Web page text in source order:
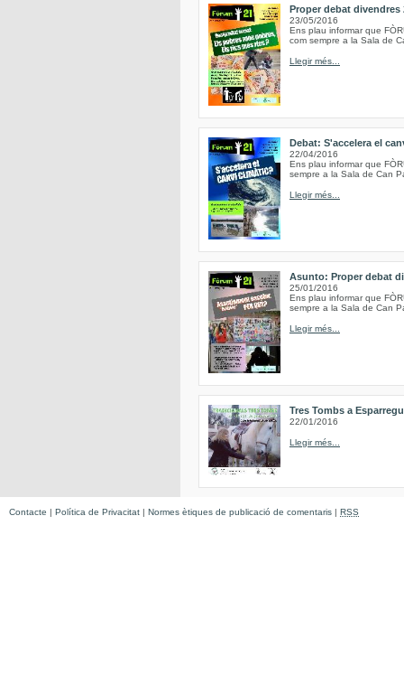
Proper debat
23/05/2016
Ens plau informar que
com sempre a la Sala de
Llegir més...
Debat: S'accelera el
22/04/2016
Ens plau informar que
sempre a la Sala de Can
Llegir més...
Asunto: Proper debat
25/01/2016
Ens plau informar que
sempre a la Sala de Can
Llegir més...
Tres Tombs a
22/01/2016
Llegir més...
Contacte | Política de Privacitat | Normes ètiques de publicació de comentaris | RSS